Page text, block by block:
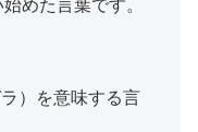
めた言葉です。
）を意味する言